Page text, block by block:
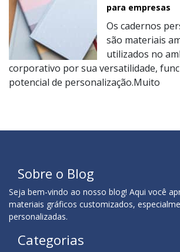
para empresas
Os cadernos
são materiais
utilizados no
corporativo por sua versatilidade,
potencial de personalização.Muito
Sobre o Blog
Seja bem-vindo ao nosso blog! Aqui você
materiais gráficos customizados,
personalizadas.
Categorias